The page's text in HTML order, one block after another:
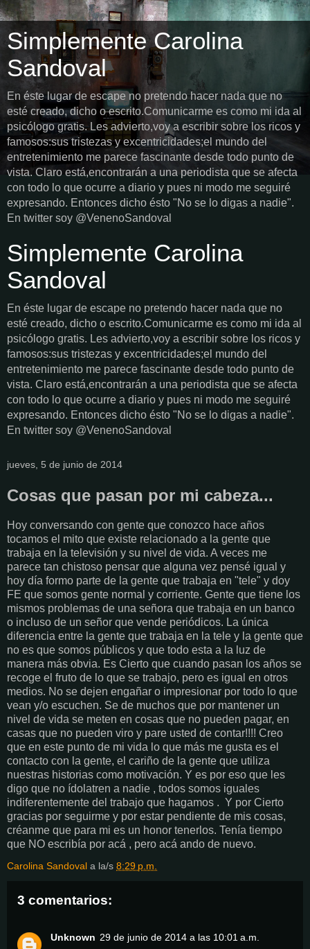
Simplemente Carolina
Sandoval
En éste lugar de escape no pretendo hacer nada que no
esté creado, dicho o escrito.Comunicarme es como mi ida al
psicólogo gratis. Les advierto,voy a escribir sobre los ricos y
famosos:sus tristezas y excentricidades;el mundo del
entretenimiento me parece fascinante desde todo punto de
vista. Claro está,encontrarán a una periodista que se afecta
con todo lo que ocurre a diario y pues ni modo me seguiré
expresando. Entonces dicho ésto "No se lo digas a nadie".
En twitter soy @VenenoSandoval
Simplemente Carolina
Sandoval
En éste lugar de escape no pretendo hacer nada que no
esté creado, dicho o escrito.Comunicarme es como mi ida al
psicólogo gratis. Les advierto,voy a escribir sobre los ricos y
famosos:sus tristezas y excentricidades;el mundo del
entretenimiento me parece fascinante desde todo punto de
vista. Claro está,encontrarán a una periodista que se afecta
con todo lo que ocurre a diario y pues ni modo me seguiré
expresando. Entonces dicho ésto "No se lo digas a nadie".
En twitter soy @VenenoSandoval
jueves, 5 de junio de 2014
Cosas que pasan por mi cabeza...
Hoy conversando con gente que conozco hace años
tocamos el mito que existe relacionado a la gente que
trabaja en la televisión y su nivel de vida. A veces me
parece tan chistoso pensar que alguna vez pensé igual y
hoy día formo parte de la gente que trabaja en "tele" y doy
FE que somos gente normal y corriente. Gente que tiene los
mismos problemas de una señora que trabaja en un banco
o incluso de un señor que vende periódicos. La única
diferencia entre la gente que trabaja en la tele y la gente que
no es que somos públicos y que todo esta a la luz de
manera más obvia. Es Cierto que cuando pasan los años se
recoge el fruto de lo que se trabajo, pero es igual en otros
medios. No se dejen engañar o impresionar por todo lo que
vean y/o escuchen. Se de muchos que por mantener un
nivel de vida se meten en cosas que no pueden pagar, en
casas que no pueden viro y pare usted de contar!!!! Creo
que en este punto de mi vida lo que más me gusta es el
contacto con la gente, el cariño de la gente que utiliza
nuestras historias como motivación. Y es por eso que les
digo que no ídolatren a nadie , todos somos iguales
indiferentemente del trabajo que hagamos . Y por Cierto
gracias por seguirme y por estar pendiente de mis cosas,
créanme que para mi es un honor tenerlos. Tenía tiempo
que NO escribía por acá , pero acá ando de nuevo.
Carolina Sandoval a la/s 8:29 p.m.
3 comentarios:
Unknown 29 de junio de 2014 a las 10:01 a.m.